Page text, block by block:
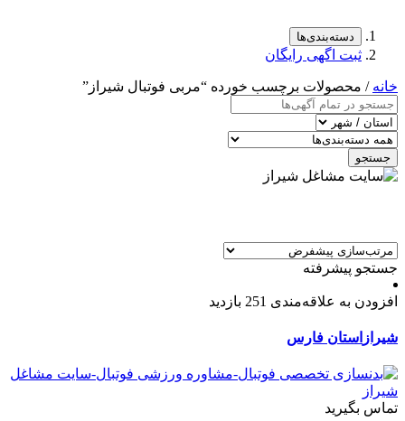
دسته‌بندی‌ها
ثبت اگهی رایگان
خانه / محصولات برچسب خورده “مربی فوتبال شیراز”
جستجو
جستجو پیشرفته
افزودن به علاقه‌مندی 251 بازدید
شیراز استان فارس
تماس بگیرید